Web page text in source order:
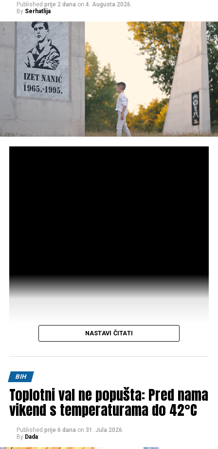
POVEZANE TEME:
MILORAD DODIK
RAŠID SERDAROV RS VIADUCT
UP NEXT
Zastupnik SDA proziva Konakovića: Dinin dvokorak
koštao je građane više od 200 miliona KM
DON'T MISS
Konaković: Država će naplatiti novac od RS-a!
Published prije 2 dana on 4. Augusta 2026.
By Serhatlija
Tweet Share
Mail
NASTAVI ČITATI
BIH
Toplotni val ne popušta: Pred nama
vikend s temperaturama do 42°C
Published prije 6 dana on 31. Jula 2026.
By Dada